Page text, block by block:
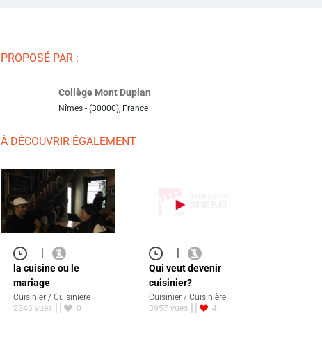
PROPOSÉ PAR :
Collège Mont Duplan
Nîmes - (30000), France
À DÉCOUVRIR ÉGALEMENT
la cuisine ou le
mariage
Cuisinier / Cuisinière
2843 vues
0
Qui veut devenir
cuisinier?
Cuisinier / Cuisinière
3957 vues
4